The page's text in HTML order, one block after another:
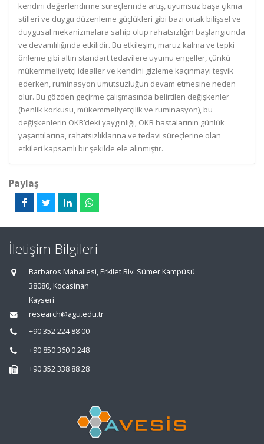
kendini değerlendirme süreçlerinde artış, uyumsuz başa çıkma
stilleri ve duygu düzenleme güçlükleri gibi bazı ortak bilişsel ve
duygusal mekanizmalara sahip olup rahatsızlığın başlangıcında
ve devamlılığında etkilidir. Bu etkileşim, maruz kalma ve tepki
önleme gibi altın standart tedavilere uyumu engeller, çünkü
mükemmeliyetçi idealler ve kendini gizleme kaçınmayı teşvik
ederken, ruminasyon umutsuzluğun devam etmesine neden
olur. Bu gözden geçirme çalışmasında belirtilen değişkenler
(benlik korkusu, mükemmeliyetçilik ve ruminasyon), bu
değişkenlerin OKB’deki yaygınlığı, OKB hastalarının günlük
yaşantılarına, rahatsızlıklarına ve tedavi süreçlerine olan
etkileri kapsamlı bir şekilde ele alınmıştır.
Paylaş
İletişim Bilgileri
Barbaros Mahallesi, Erkilet Blv. Sümer Kampüsü
38080, Kocasinan
Kayseri
research@agu.edu.tr
+90 352 224 88 00
+90 850 360 0 248
+90 352 338 88 28